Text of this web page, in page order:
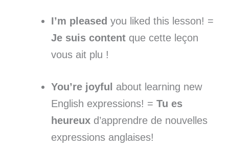
I’m pleased you liked this lesson! =
Je suis content que cette leçon
vous ait plu !
You’re joyful
about learning new
English expressions! = Tu es
heureux d’apprendre de nouvelles
expressions anglaises!